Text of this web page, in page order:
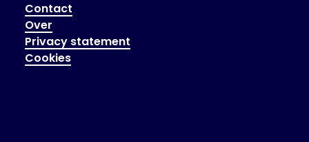
Contact
Over
Privacy statement
Cookies